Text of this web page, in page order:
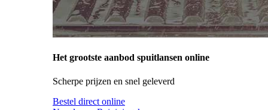
Het grootste aanbod spuitlansen online
Scherpe prijzen en snel geleverd
Bestel direct online